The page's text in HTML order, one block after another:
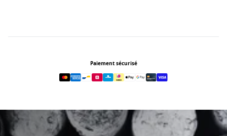
Paiement sécurisé